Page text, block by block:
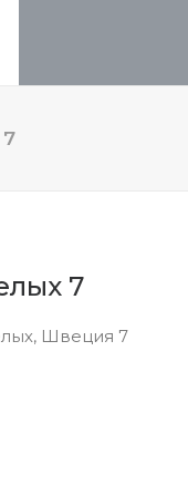
7
Швеция 7